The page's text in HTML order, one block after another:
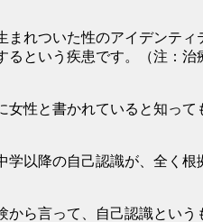
れついた性のアイデンテ
という疾患です。（注：
性と書かれていると知って
以降の自己認識が、全く根
ら言って、自己認識とい